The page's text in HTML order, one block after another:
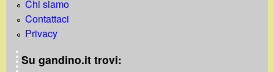
Chi siamo
Contattaci
Privacy
Su gandino.it trovi: